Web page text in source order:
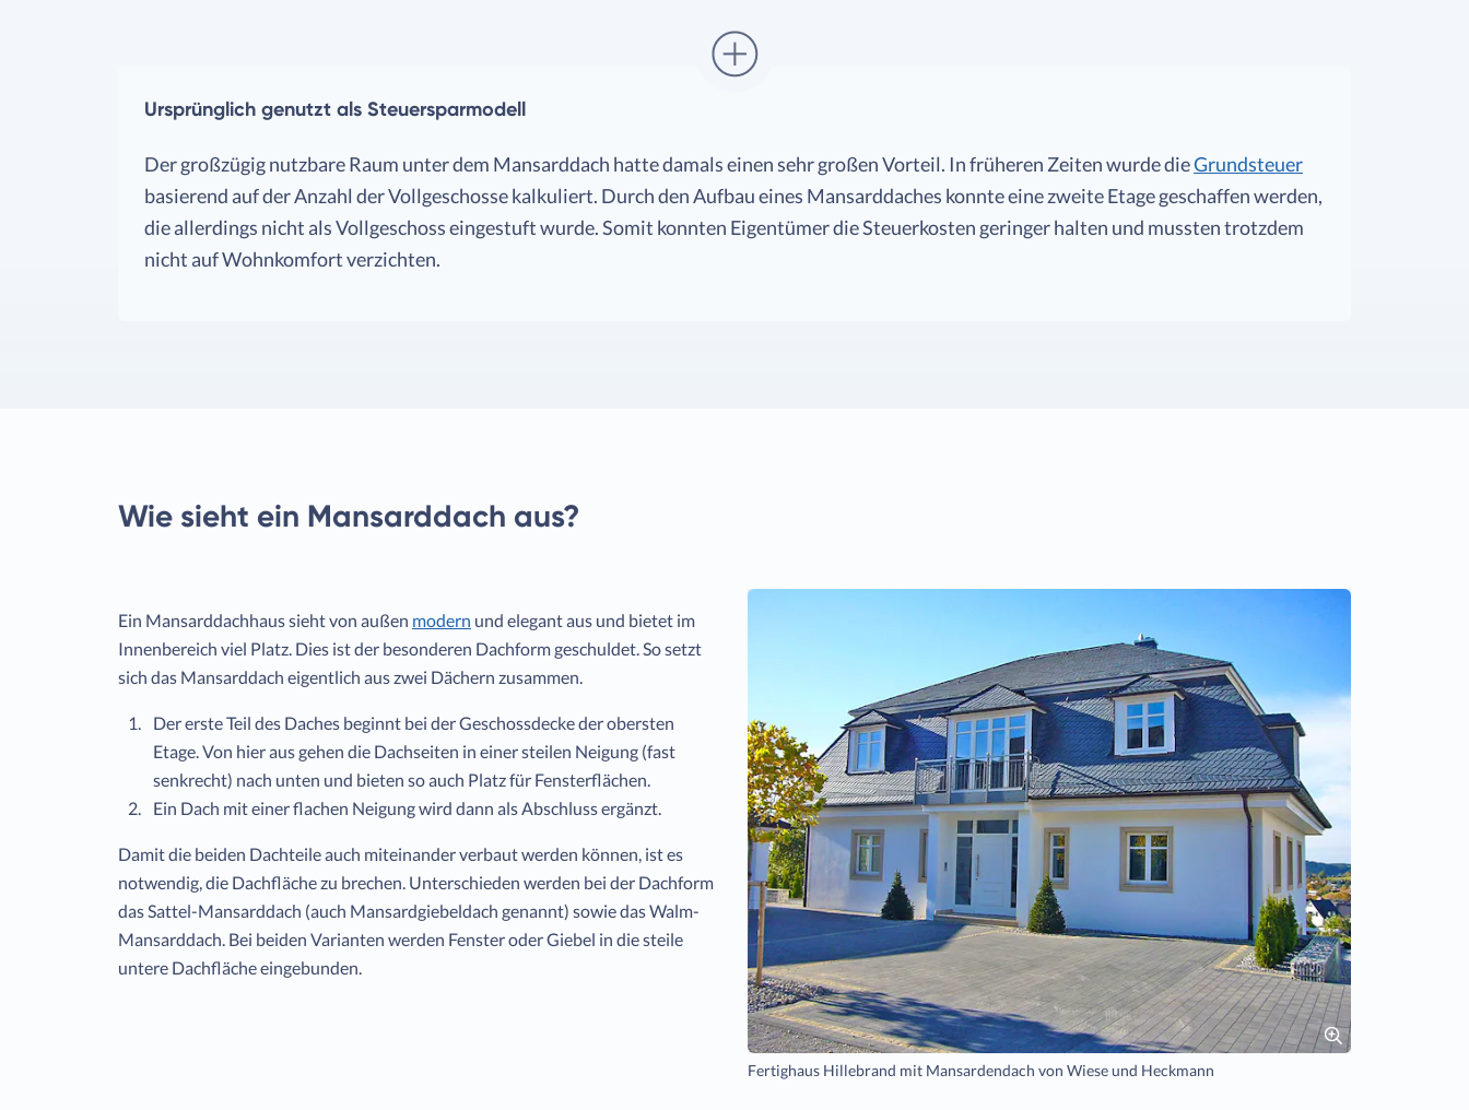
Ursprünglich genutzt als Steuersparmodell
Der großzügig nutzbare Raum unter dem Mansarddach hatte damals einen sehr großen Vorteil. In früheren Zeiten wurde dieGrundsteuer
basierend auf der Anzahl der Vollgeschosse kalkuliert. Durch den Aufbau eines Mansarddaches konnte eine zweite Etage geschaffen werden,
die allerdings nicht als Vollgeschoss eingestuft wurde. Somit konnten Eigentümer die Steuerkosten geringer halten und mussten trotzdem
nicht auf Wohnkomfort verzichten.
Wie sieht ein Mansarddach aus?
Ein Mansarddachhaus sieht von außen modern und elegant aus und bietet im
Innenbereich viel Platz. Dies ist der besonderen Dachform geschuldet. So setzt
sich das Mansarddach eigentlich aus zwei Dächern zusammen.
Der erste Teil des Daches beginnt bei der Geschossdecke der obersten
Etage. Von hier aus gehen die Dachseiten in einer steilen Neigung (fast
senkrecht) nach unten und bieten so auch Platz für Fensterflächen.
Ein Dach mit einer flachen Neigung wird dann als Abschluss ergänzt.
Damit die beiden Dachteile auch miteinander verbaut werden können, ist es
notwendig, die Dachfläche zu brechen. Unterschieden werden bei der Dachform
das Sattel-Mansarddach (auch Mansardgiebeldach genannt) sowie das Walm-
Mansarddach. Bei beiden Varianten werden Fenster oder Giebel in die steile
untere Dachfläche eingebunden.
Fertighaus Hillebrand mit Mansardendach von Wiese und Heckmann